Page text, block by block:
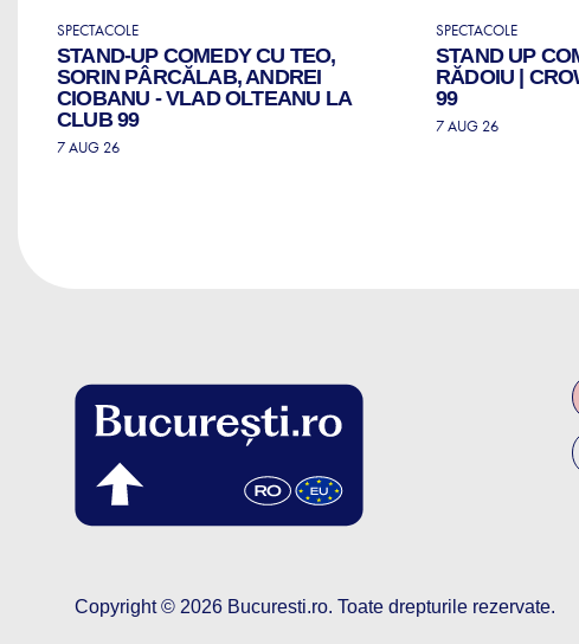
SPECTACOLE
STAND-UP COMEDY CU TEO,
SORIN PÂRCĂLAB, ANDREI
CIOBANU - VLAD OLTEANU LA
CLUB 99
7 AUG 26
SPECTACOLE
STAND UP
RĂDOIU |
99
7 AUG 26
Copyright © 2026 Bucuresti.ro. Toate drepturile rezervate.